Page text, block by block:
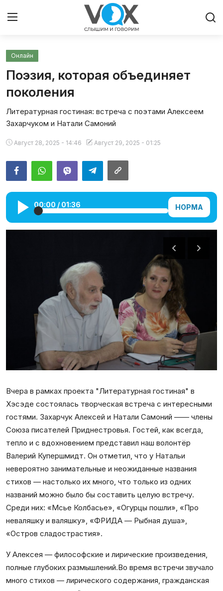
Главная
Люди
Община
Милосердие
Культура
Архивы
Места и организации
Онлайн
Поэзия, которая объединяет
поколения
Литературная гостиная: встреча с поэтами Алексеем
Захарчуком и Натали Самоний
Август 28, 2025 - 14:46 Август 29, 2025 - 01:25
00:00 / 01:36 НОРМА
Вчера в рамках проекта "Литературная гостиная" в
Хэсэде состоялась творческая встреча с интересными
гостями. Захарчук Алексей и Натали Самоний —— члены
Союза писателей Приднестровья. Гостей, как всегда,
тепло и с вдохновением представил наш волонтёр
Валерий Купершмидт. Он отметил, что у Натальи
невероятно занимательные и неожиданные названия
стихов — настолько их много, что только из одних
названий можно было бы составить целую встречу.
Среди них: «Мсье Колбасье», «Огурцы пошли», «Про
неваляшку и валяшку», «ФРИДА — Рыбная душа»,
«Остров сладострастия».
У Алексея — философские и лирические произведения,
полные глубоких размышлений.Во время встречи звучало
много стихов — лирического содержания, гражданская